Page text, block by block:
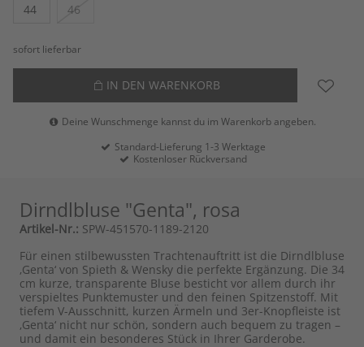
44 46
sofort lieferbar
IN DEN WARENKORB
Deine Wunschmenge kannst du im Warenkorb angeben.
Standard-Lieferung 1-3 Werktage
Kostenloser Rückversand
Dirndlbluse "Genta", rosa
Artikel-Nr.: SPW-451570-1189-2120
Für einen stilbewussten Trachtenauftritt ist die Dirndlbluse
‚Genta‘ von Spieth & Wensky die perfekte Ergänzung. Die 34
cm kurze, transparente Bluse besticht vor allem durch ihr
verspieltes Punktemuster und den feinen Spitzenstoff. Mit
tiefem V-Ausschnitt, kurzen Ärmeln und 3er-Knopfleiste ist
‚Genta‘ nicht nur schön, sondern auch bequem zu tragen –
und damit ein besonderes Stück in Ihrer Garderobe.